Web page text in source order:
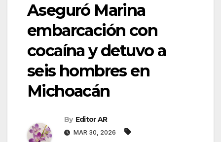
Aseguró Marina
embarcación con
cocaína y detuvo a
seis hombres en
Michoacán
By Editor AR
MAR 30, 2026